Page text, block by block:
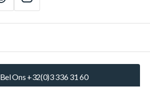
Bel Ons +32(0)3 336 31 60